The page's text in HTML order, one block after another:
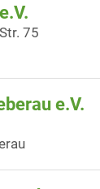
75
e.V.